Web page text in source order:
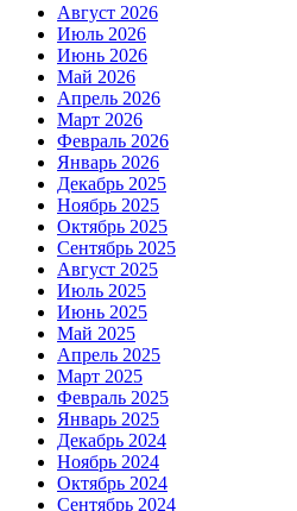
Август 2026
Июль 2026
Июнь 2026
Май 2026
Апрель 2026
Март 2026
Февраль 2026
Январь 2026
Декабрь 2025
Ноябрь 2025
Октябрь 2025
Сентябрь 2025
Август 2025
Июль 2025
Июнь 2025
Май 2025
Апрель 2025
Март 2025
Февраль 2025
Январь 2025
Декабрь 2024
Ноябрь 2024
Октябрь 2024
Сентябрь 2024